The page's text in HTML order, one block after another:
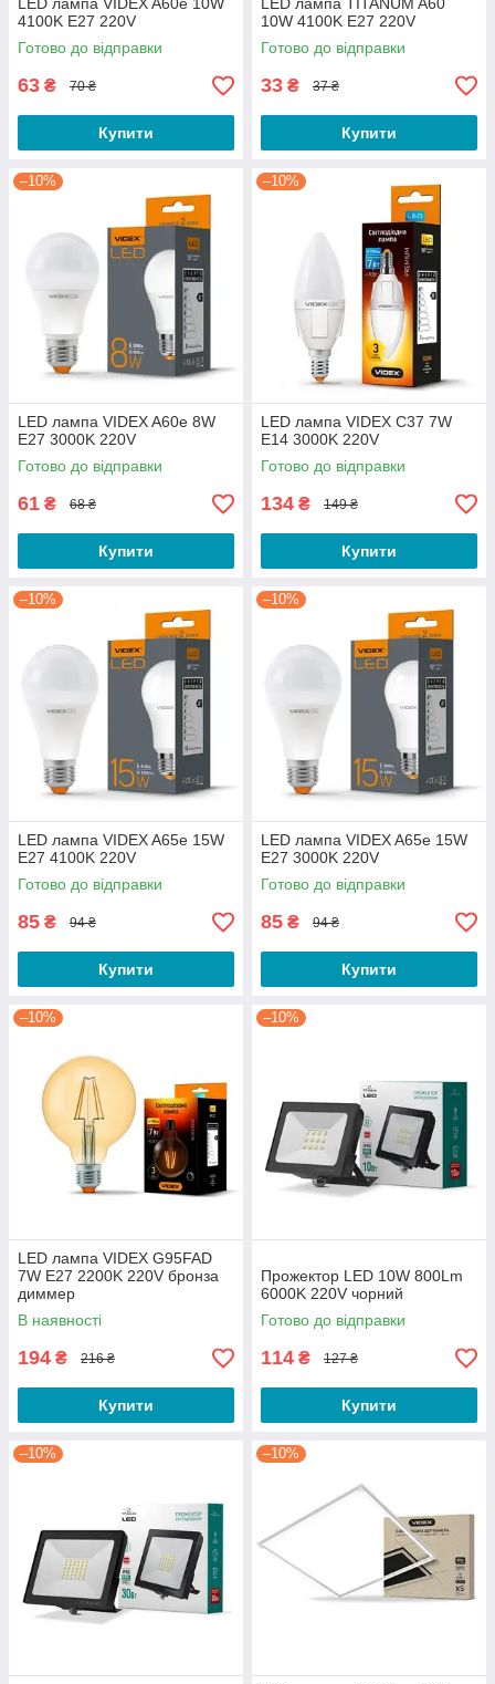
4100K E27 220V
Готово до відправки
63 ₴ 70 ₴
Купити
10W 4100K E27 220V
Готово до відправки
33 ₴ 37 ₴
Купити
–10%
LED лампа VIDEX A60e 8W
E27 3000K 220V
Готово до відправки
61 ₴ 68 ₴
Купити
–10%
LED лампа VIDEX C37 7W
E14 3000K 220V
Готово до відправки
134 ₴ 149 ₴
Купити
–10%
LED лампа VIDEX A65e 15W
E27 4100K 220V
Готово до відправки
85 ₴ 94 ₴
Купити
–10%
LED лампа VIDEX A65e 15W
E27 3000K 220V
Готово до відправки
85 ₴ 94 ₴
Купити
–10%
LED лампа VIDEX G95FAD
7W E27 2200K 220V бронза
диммер
В наявності
194 ₴ 216 ₴
Купити
–10%
Прожектор LED 10W 800Lm
6000K 220V чорний
Готово до відправки
114 ₴ 127 ₴
Купити
–10% –10%